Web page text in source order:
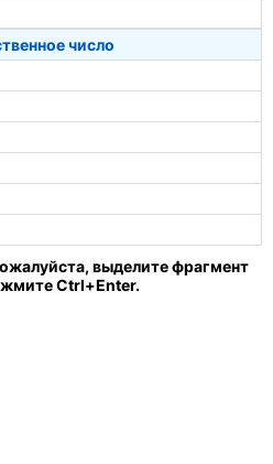
число
выделите фрагмент
Ctrl+Enter.